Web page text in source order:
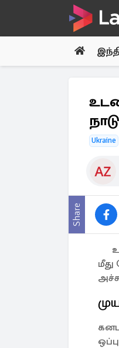
Ukraine
Share
மீது